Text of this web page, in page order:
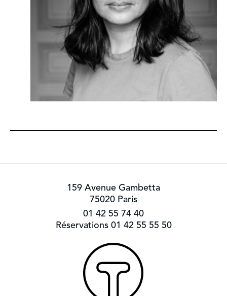
159 Avenue Gambetta
75020 Paris
01 42 55 74 40
Réservations 01 42 55 55 50